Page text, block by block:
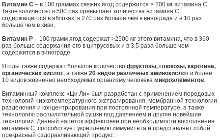
Витамин С – в 100 граммах свежих ягод содержится > 200 мг витамина С.
Такое количество в 500 раз превышает количества витамина С,
содержащегося в яблоках, в 270 раз больше чем в винограде и в 10 раз
больше чем в киви.
Витамин Р – 100 грамм ягод содержат >2500 мг этого витамина, что в 360
раз больше содержания его в цитрусовых и в 3,5 раза больше чем
содержится в винограде.
Ягоды также содержат большое количество фруктозы, глюкозы, каротина,
органических кислот, а также 20 видов различных аминокислот и более
10 видов жизненно необходимых организму человека микроэлементов.
Витаминный комплекс «Ци Ли» был разработан с применением передовых
технологий низкотемпературного экстрагирования, мембранной технологии
разделения и концентрирования при постоянной температуре, а также
технологию распылительной сушки под давлением и другие новейшие
технологии. Данный напиток эффективен при необходимости восполнения
витамина С, способствует укреплению иммунитета и представляет собой
прекрасный оздоравливающий продукт.